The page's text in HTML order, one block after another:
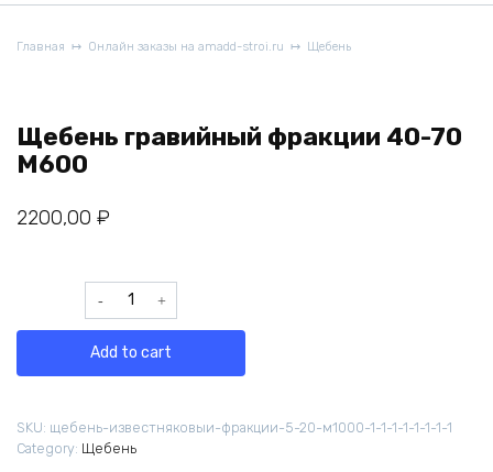
Главная Онлайн заказы на amadd-stroi.ru Щебень
Щебень гравийный фракции 40-70
М600
2200,00 ₽
Щебень
гравийный
40-
quantity
Add to cart
SKU: щебень-известняковыи-фракции-5-20-м1000-1-1-1-1-1-1-1-1
Category: Щебень